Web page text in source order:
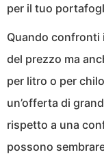
per il tuo
Quando confronti
del prezzo ma
per litro o per
un’offerta di
rispetto a una
possono